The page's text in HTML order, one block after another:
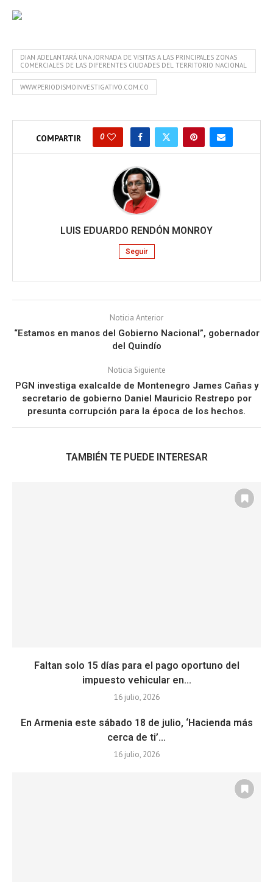
DIAN ADELANTARÁ UNA JORNADA DE VISITAS A LAS PRINCIPALES ZONAS
COMERCIALES DE LAS DIFERENTES CIUDADES DEL TERRITORIO NACIONAL
WWW.PERIODISMOINVESTIGATIVO.COM.CO
COMPARTIR 0
LUIS EDUARDO RENDÓN MONROY
Seguir
Noticia Anterior
“Estamos en manos del Gobierno Nacional”, gobernador
del Quindío
Noticia Siguiente
PGN investiga exalcalde de Montenegro James Cañas y
secretario de gobierno Daniel Mauricio Restrepo por
presunta corrupción para la época de los hechos.
TAMBIÉN TE PUEDE INTERESAR
Faltan solo 15 días para el pago oportuno del
impuesto vehicular en...
16 julio, 2026
En Armenia este sábado 18 de julio, ‘Hacienda más
cerca de ti’...
16 julio, 2026